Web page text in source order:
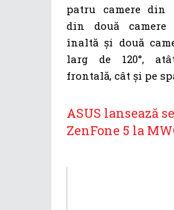
patru camere din
din două camere
înaltă și două
larg de 120°,
frontală, cât și pe
ASUS lansează
ZenFone 5 la